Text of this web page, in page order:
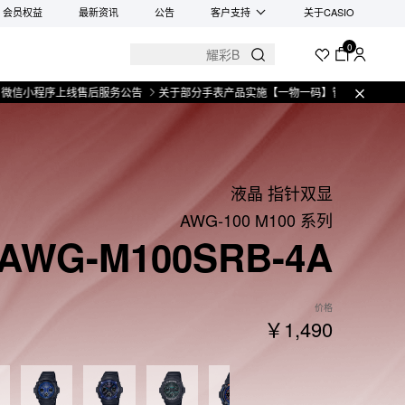
会员权益 最新资讯 公告 客户支持 关于CASIO
0
小程序上线售后服务公告 关于部分手表产品实施【一物一码】管理的公告
液晶 指针双显
AWG-100 M100 系列
M100SRB-4A
价格
￥1,490